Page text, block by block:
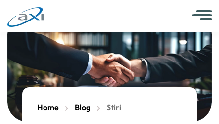
Home Blog Stiri